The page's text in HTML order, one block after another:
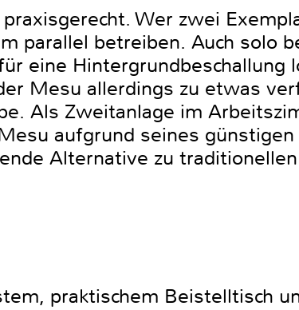
Wer zwei
parallel betreiben. Auch solo
eine Hintergrundbeschallung
Mesu allerdings zu etwas
Als Zweitanlage im
aufgrund seines
Alternative zu traditionellen
praktischem Beistelltisch